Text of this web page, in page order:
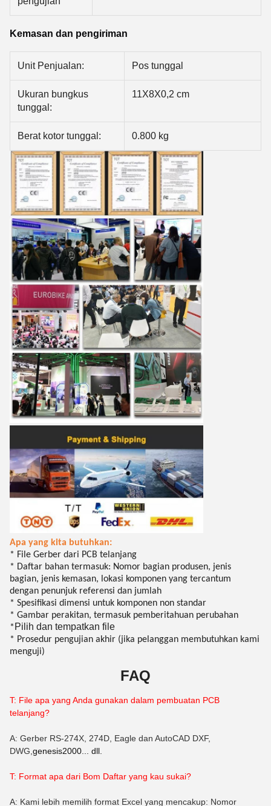
Kemasan dan pengiriman
Unit Penjualan: Pos tunggal
Ukuran bungkus
tunggal:
11X8X0,2 cm
Berat kotor tunggal: 0.800 kg
Apa yang kita butuhkan:
* File Gerber dari PCB telanjang
* Daftar bahan termasuk: Nomor bagian produsen, jenis
bagian, jenis kemasan, lokasi komponen yang tercantum
dengan penunjuk referensi dan jumlah
* Spesifikasi dimensi untuk komponen non standar
* Gambar perakitan, termasuk pemberitahuan perubahan
* Pilih dan tempatkan file
* Prosedur pengujian akhir (jika pelanggan membutuhkan kami
menguji)
FAQ
T: File apa yang Anda gunakan dalam pembuatan PCB
telanjang?
A: Gerber RS-274X, 274D, Eagle dan AutoCAD DXF,
DWG, genesis2000... dll.
T: Format apa dari Bom Daftar yang kau sukai?
A: Kami lebih memilih format Excel yang mencakup: Nomor